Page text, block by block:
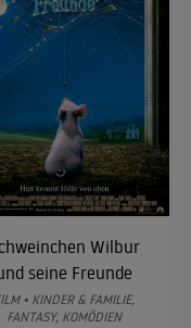
Wilbur
seine Freunde
• KINDER & FAMILIE,
FANTASY, KOMÖDIEN